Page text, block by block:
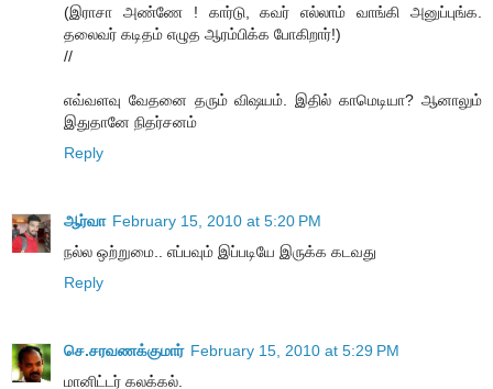
(இராசா அண்ணே ! கார்டு, கவர் எல்லாம் வாங்கி அனுப்புங்க.
தலைவர் கடிதம் எழுத ஆரம்பிக்க போகிறார்!)
//
எவ்வளவு வேதனை தரும் விஷயம். இதில் காமெடியா? ஆனாலும்
இதுதானே நிதர்சனம்
Reply
ஆர்வா February 15, 2010 at 5:20 PM
நல்ல ஒற்றுமை.. எப்பவும் இப்படியே இருக்க கடவது
Reply
செ.சரவணக்குமார் February 15, 2010 at 5:29 PM
மானிட்டர் கலக்கல்.